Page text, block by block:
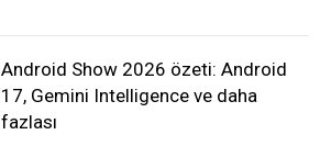
Android Show 2026 özeti: Android
17, Gemini Intelligence ve daha
fazlası